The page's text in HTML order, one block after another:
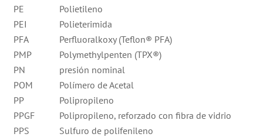
PE
Polietileno
PEI
Polieterimida
PFA
Perfluoralkoxy (Teflon® PFA)
PMP
Polymethylpenten (TPX®)
PN
presión nominal
POM
Polímero de Acetal
PP
Polipropileno
PPGF
Polipropileno, reforzado con fibra de vidrio
PPS
Sulfuro de polifenileno